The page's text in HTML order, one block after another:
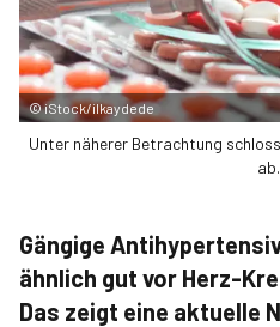
©iStock/ilkaydede
Unter näherer Betrachtung
ab.
Gängige
ähnlich gut vor Herz-
Das zeigt eine aktuelle